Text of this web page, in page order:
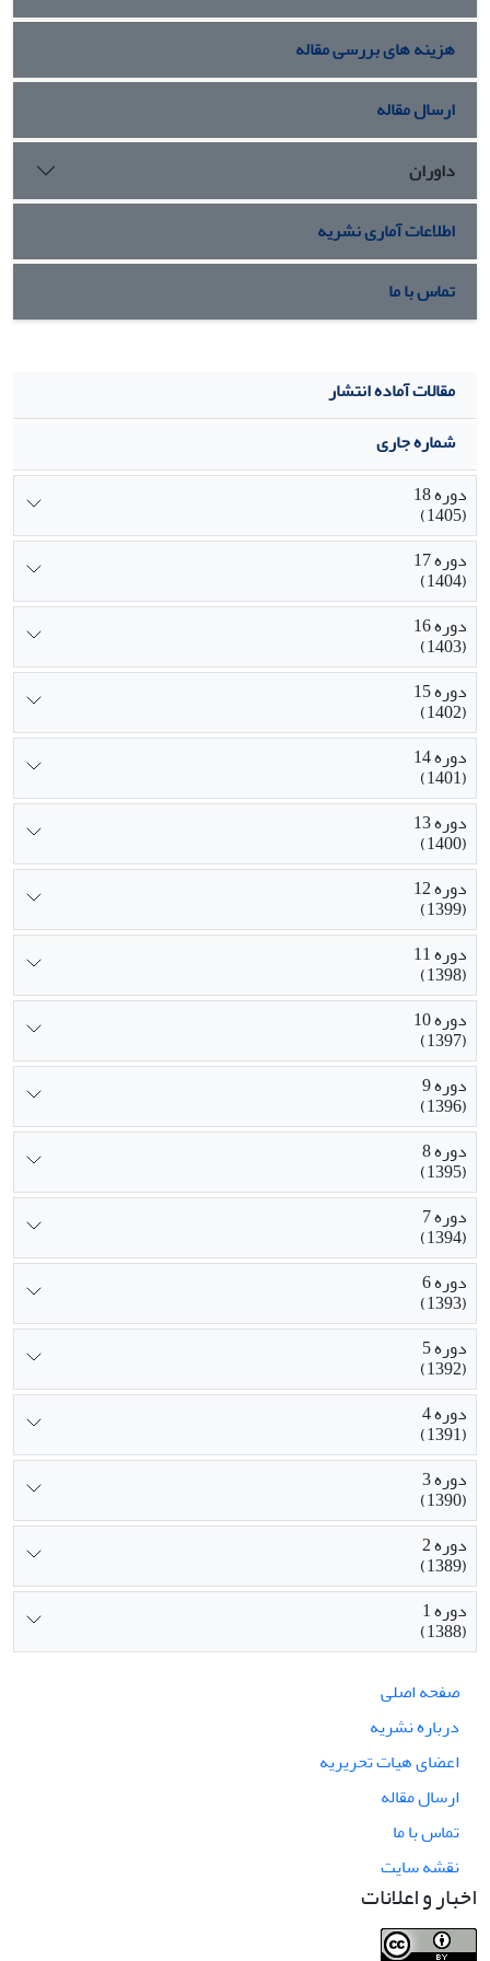
هزینه های بررسی مقاله
ارسال مقاله
داوران
اطلاعات آماری نشریه
تماس با ما
مقالات آماده انتشار
شماره جاری
دوره 18
(1405)
دوره 17
(1404)
دوره 16
(1403)
دوره 15
(1402)
دوره 14
(1401)
دوره 13
(1400)
دوره 12
(1399)
دوره 11
(1398)
دوره 10
(1397)
دوره 9
(1396)
دوره 8
(1395)
دوره 7
(1394)
دوره 6
(1393)
دوره 5
(1392)
دوره 4
(1391)
دوره 3
(1390)
دوره 2
(1389)
دوره 1
(1388)
صفحه اصلی
درباره نشریه
اعضای هیات تحریریه
ارسال مقاله
تماس با ما
نقشه سایت
اخبار و اعلانات